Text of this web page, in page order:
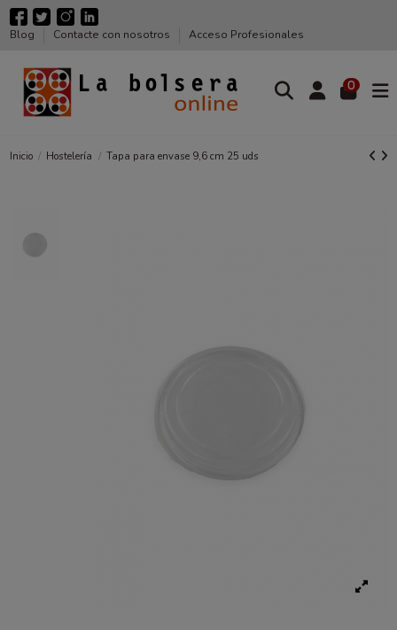
Blog Contacte con nosotros Acceso Profesionales
0
Inicio Hostelería Tapa para envase 9,6 cm 25 uds